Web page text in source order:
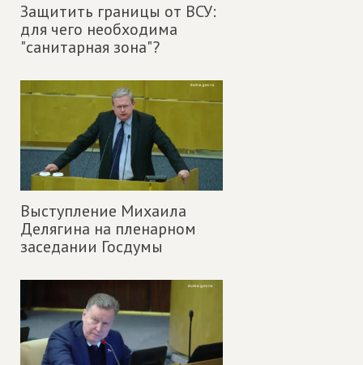
Защитить границы от ВСУ:
для чего необходима
"санитарная зона"?
Выступление Михаила
Делягина на пленарном
заседании Госдумы